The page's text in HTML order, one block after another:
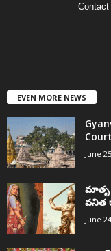
Contact
EVEN MORE NEWS
June
మాతృ
వనిత
June